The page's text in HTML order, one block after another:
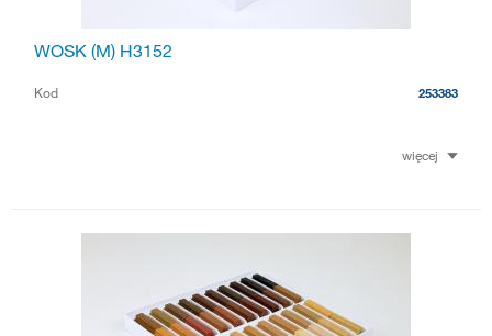
WOSK (M) H3152
Kod 253383
więcej